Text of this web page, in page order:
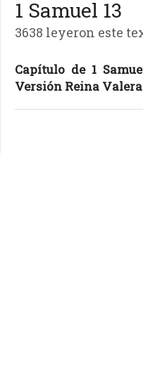
1 Samuel 13
3638 leyeron este
Capítulo de 1
Versión Reina Valera